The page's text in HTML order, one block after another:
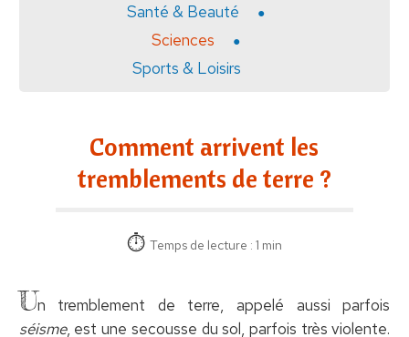
Santé & Beauté
Sciences
Sports & Loisirs
Comment arrivent les
tremblements de terre ?
Temps de lecture : 1 min
Un tremblement de terre, appelé aussi parfois
séisme, est une secousse du sol, parfois très violente.